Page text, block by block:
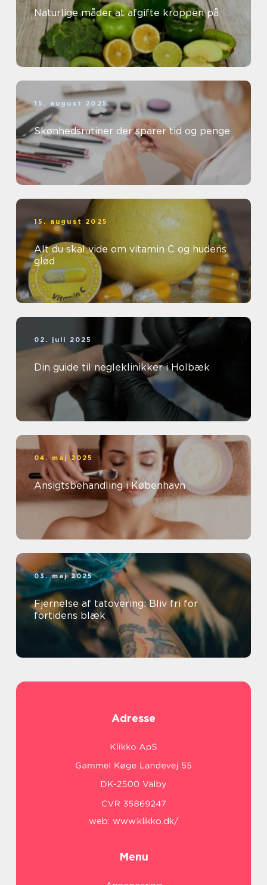
Naturlige måder at afgifte kroppen på
15. august 2025
Skønhedsrutiner der sparer tid og penge
15. august 2025
Alt du skal vide om vitamin C og hudens
glød
02. juli 2025
Din guide til negleklinikker i Holbæk
04. maj 2025
Ansigtsbehandling i København
03. maj 2025
Fjernelse af tatovering: Bliv fri for
fortidens blæk
Adresse
web: www.klikko.dk/
Menu